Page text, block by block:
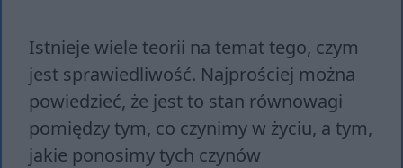
Istnieje wiele teorii na temat tego, czym
jest sprawiedliwość. Najprościej można
powiedzieć, że jest to stan równowagi
pomiędzy tym, co czynimy w życiu, a tym,
jakie ponosimy tych czynów